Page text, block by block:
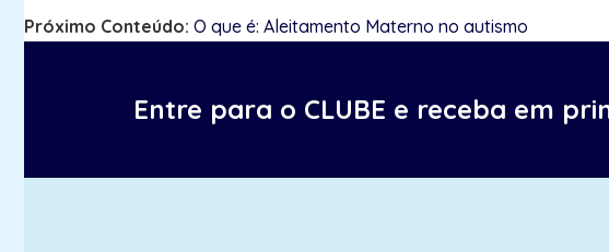
Próximo Conteúdo: O que é: Aleitamento Materno no autismo
Entre para o CLUBE e receba em